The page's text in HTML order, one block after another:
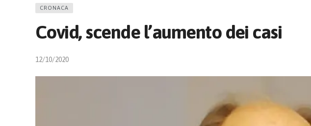
CRONACA
Covid, scende l’aumento dei casi
12/10/2020